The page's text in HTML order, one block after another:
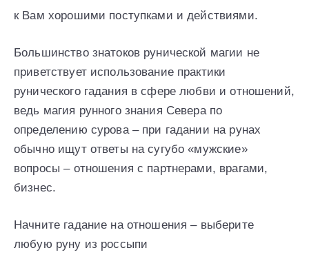
к Вам хорошими поступками и действиями.
Большинство знатоков рунической магии не
приветствует использование практики
рунического гадания в сфере любви и отношений,
ведь магия рунного знания Севера по
определению сурова – при гадании на рунах
обычно ищут ответы на сугубо «мужские»
вопросы – отношения с партнерами, врагами,
бизнес.
Начните гадание на отношения – выберите
любую руну из россыпи